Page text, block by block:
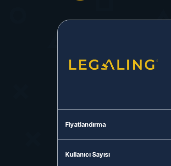
Fiyatlandırma
Kullanıcı Sayısı